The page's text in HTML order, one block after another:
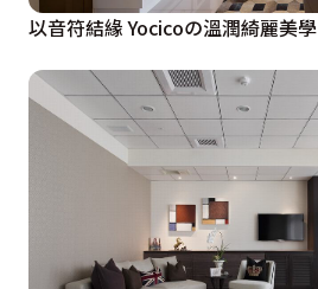
以音符結緣 Yocicoの溫潤綺麗美學